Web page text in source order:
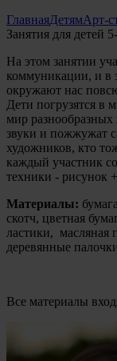
ГлавнаяДетямАрт-
Занятия для детей
На этом занятии
коммуникации, и в
окружают нас
Дети погрузятся в
мир
звуки и пожжужат
художников, кто
каждый участник
техники - рисунок
Материалы: б
скотч, цветная
ластики, масляная
деревянные
Все материалы